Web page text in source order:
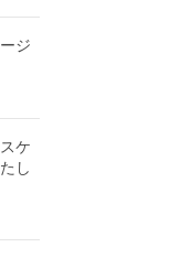
ジ
ケ
し